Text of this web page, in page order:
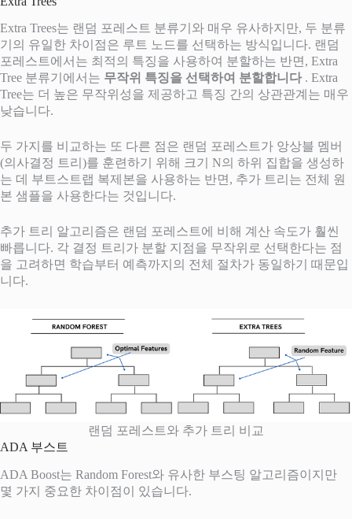
Extra Trees는 랜덤 포레스트 분류기와 매우 유사하지만, 두 분류
기의 유일한 차이점은 루트 노드를 선택하는 방식입니다. 랜덤
포레스트에서는 최적의 특징을 사용하여 분할하는 반면, Extra
Tree 분류기에서는 무작위 특징을 선택하여 분할합니다. Extra
Tree는 더 높은 무작위성을 제공하고 특징 간의 상관관계는 매우
낮습니다.
두 가지를 비교하는 또 다른 점은 랜덤 포레스트가 앙상블 멤버
(의사결정 트리)를 훈련하기 위해 크기 N의 하위 집합을 생성하
는 데 부트스트랩 복제본을 사용하는 반면, 추가 트리는 전체 원
본 샘플을 사용한다는 것입니다.
추가 트리 알고리즘은 랜덤 포레스트에 비해 계산 속도가 훨씬
빠릅니다. 각 결정 트리가 분할 지점을 무작위로 선택한다는 점
을 고려하면 학습부터 예측까지의 전체 절차가 동일하기 때문입
니다.
랜덤 포레스트와 추가 트리 비교
ADA 부스트
ADA Boost는 Random Forest와 유사한 부스팅 알고리즘이지만
몇 가지 중요한 차이점이 있습니다.